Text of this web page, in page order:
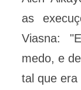
as
Viasna:
medo, e
tal que era